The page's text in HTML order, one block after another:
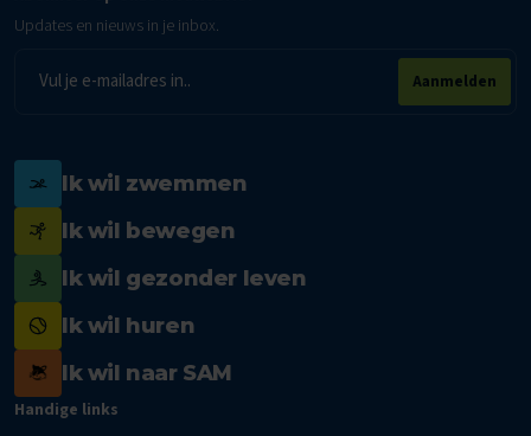
Updates en nieuws in je inbox.
mailadres
Aanmelden
Ik wil zwemmen
Ik wil bewegen
Ik wil gezonder leven
Ik wil huren
Ik wil naar SAM
Handige links